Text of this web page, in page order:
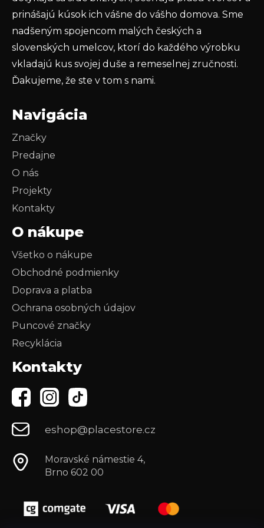
s
u
prinášajú kúsok ich vášne do vášho domova. Sme
nadšeným spojencom malých českých a
slovenských umelcov, ktorí do každého výrobku
vkladajú kus svojej duše a remeselnej zručnosti.
Ďakujeme, že ste v tom s nami.
Navigácia
Značky
Predajne
O nás
Projekty
Kontakty
O nákupe
Všetko o nákupe
Obchodné podmienky
Doprava a platba
Ochrana osobných údajov
Puncové značky
Recyklácia
Kontakty
eshop@placestore.cz
Moravské námestie 4,
Brno 602 00